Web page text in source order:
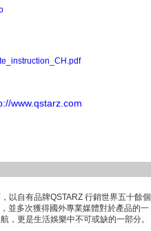
www.qstarz.com
以自有品牌QSTARZ 行銷世界五十餘個
並多次獲得國外專業媒體對於產品的一
，更是生活娛樂中不可或缺的一部分。